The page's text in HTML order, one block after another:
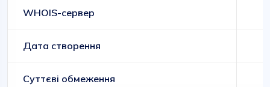
WHOIS-сервер
Дата створення
Суттєві обмеження